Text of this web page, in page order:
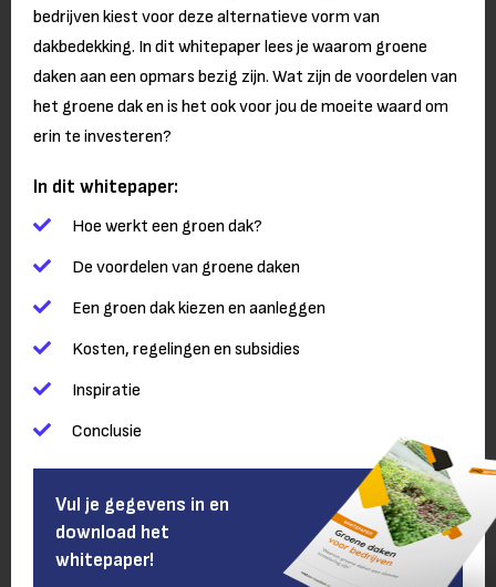
bedrijven kiest voor deze alternatieve vorm van
dakbedekking. In dit whitepaper lees je waarom groene
daken aan een opmars bezig zijn. Wat zijn de voordelen van
het groene dak en is het ook voor jou de moeite waard om
erin te investeren?
In dit whitepaper:
Hoe werkt een groen dak?
De voordelen van groene daken
Een groen dak kiezen en aanleggen
Kosten, regelingen en subsidies
Inspiratie
Conclusie
Vul je gegevens in en
download het
whitepaper!